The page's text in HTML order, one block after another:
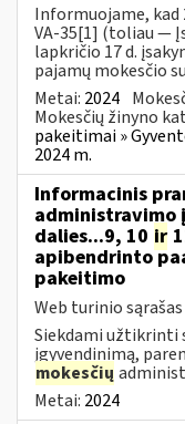
Informuojame, kad
VA-35[1] (toliau —
lapkričio 17 d.
pajamų mokesčio
Metai: 2024
Mokesčių žinyno
pakeitimai »
2024 m.
Informacinis
administravimo
dalies...9, 10 ir
apibendrinto
pakeitimo
Web turinio sąrašas
Siekdami užtikrinti
įgyvendinimą,
mokesčių
Metai: 2024